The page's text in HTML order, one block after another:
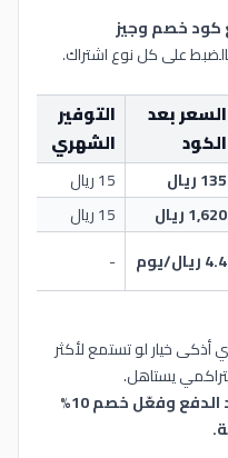
كود خصم وجيز
على كل نوع اشتراك.
السعر بعد
الكود
التوفير
الشهري
135 ريال 15 ريال
1,620 ريال 15 ريال
4.4 ريال/يوم -
أذكى خيار لو تستمع لأكثر
يستاهل.
طبّق رمز خصم وجيز (AB13) عند الدفع وفعّل خصم 10%